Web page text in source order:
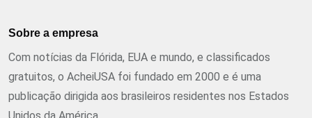
Sobre a empresa
Com notícias da Flórida, EUA e mundo, e classificados
gratuitos, o AcheiUSA foi fundado em 2000 e é uma
publicação dirigida aos brasileiros residentes nos Estados